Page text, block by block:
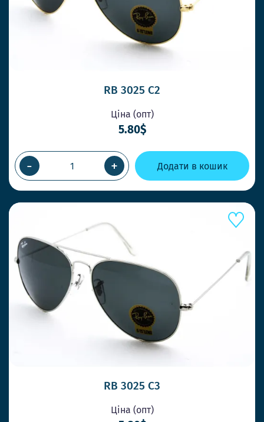
RB 3025 C2
Ціна (опт)
5.80$
- + Додати в кошик
RB 3025 C3
Ціна (опт)
ШВИДШЕ КОНКУРЕНТІВ
ВІДПРАВКА У ТОЙ ЖЕ ДЕНЬ
ПРИ ЗАМОВЛЕННІ ДО 14-00
Працюємо швидко, щоб Ви завжди
отримували товар коли потрібно
НОВІ СТИЛЬНІ МОДЕЛІ ЩОТИЖНЯ